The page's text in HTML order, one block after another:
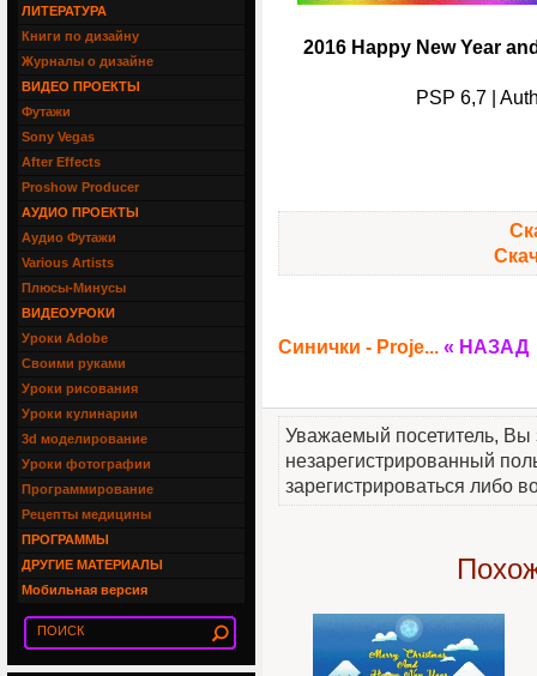
2016 Happy New Year
PSP 6,7 |
Синички - Proje... « НАЗАД
Уважаемый посетитель, Вы
незарегистрированный
зарегистрироваться либо
ЛИТЕРАТУРА
Книги по дизайну
Журналы о дизайне
ВИДЕО ПРОЕКТЫ
Футажи
Sony Vegas
After Effects
Proshow Producer
АУДИО ПРОЕКТЫ
Аудио Футажи
Various Artists
Плюсы-Минусы
ВИДЕОУРОКИ
Уроки Adobe
Своими руками
Уроки рисования
Уроки кулинарии
3d моделирование
Уроки фотографии
Программирование
Рецепты медицины
ПРОГРАММЫ
ДРУГИЕ МАТЕРИАЛЫ
Мобильная версия